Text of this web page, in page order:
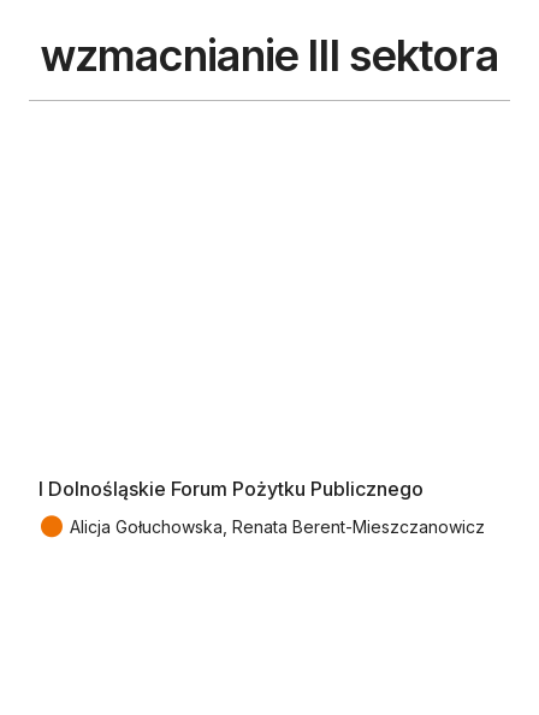
wzmacnianie III sektora
I Dolnośląskie Forum Pożytku Publicznego
● Alicja Gołuchowska, Renata Berent-Mieszczanowicz